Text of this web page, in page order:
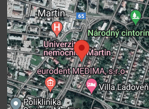
Externý obsah je
blokovaný Voľbami
súkromia
Prajete si načítať externý obsah?
Povoliť tentokrát